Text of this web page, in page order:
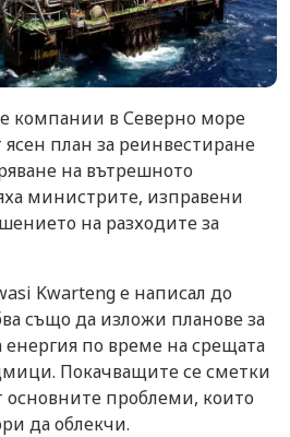
компании в Северно море
ясен план за реинвестиране
на вътрешното
министрите, изправени
на разходите за
Kwarteng е написал до
също да изложи планове за
по време на срещата
Покачващите се сметки
основните проблеми, които
да облекчи.